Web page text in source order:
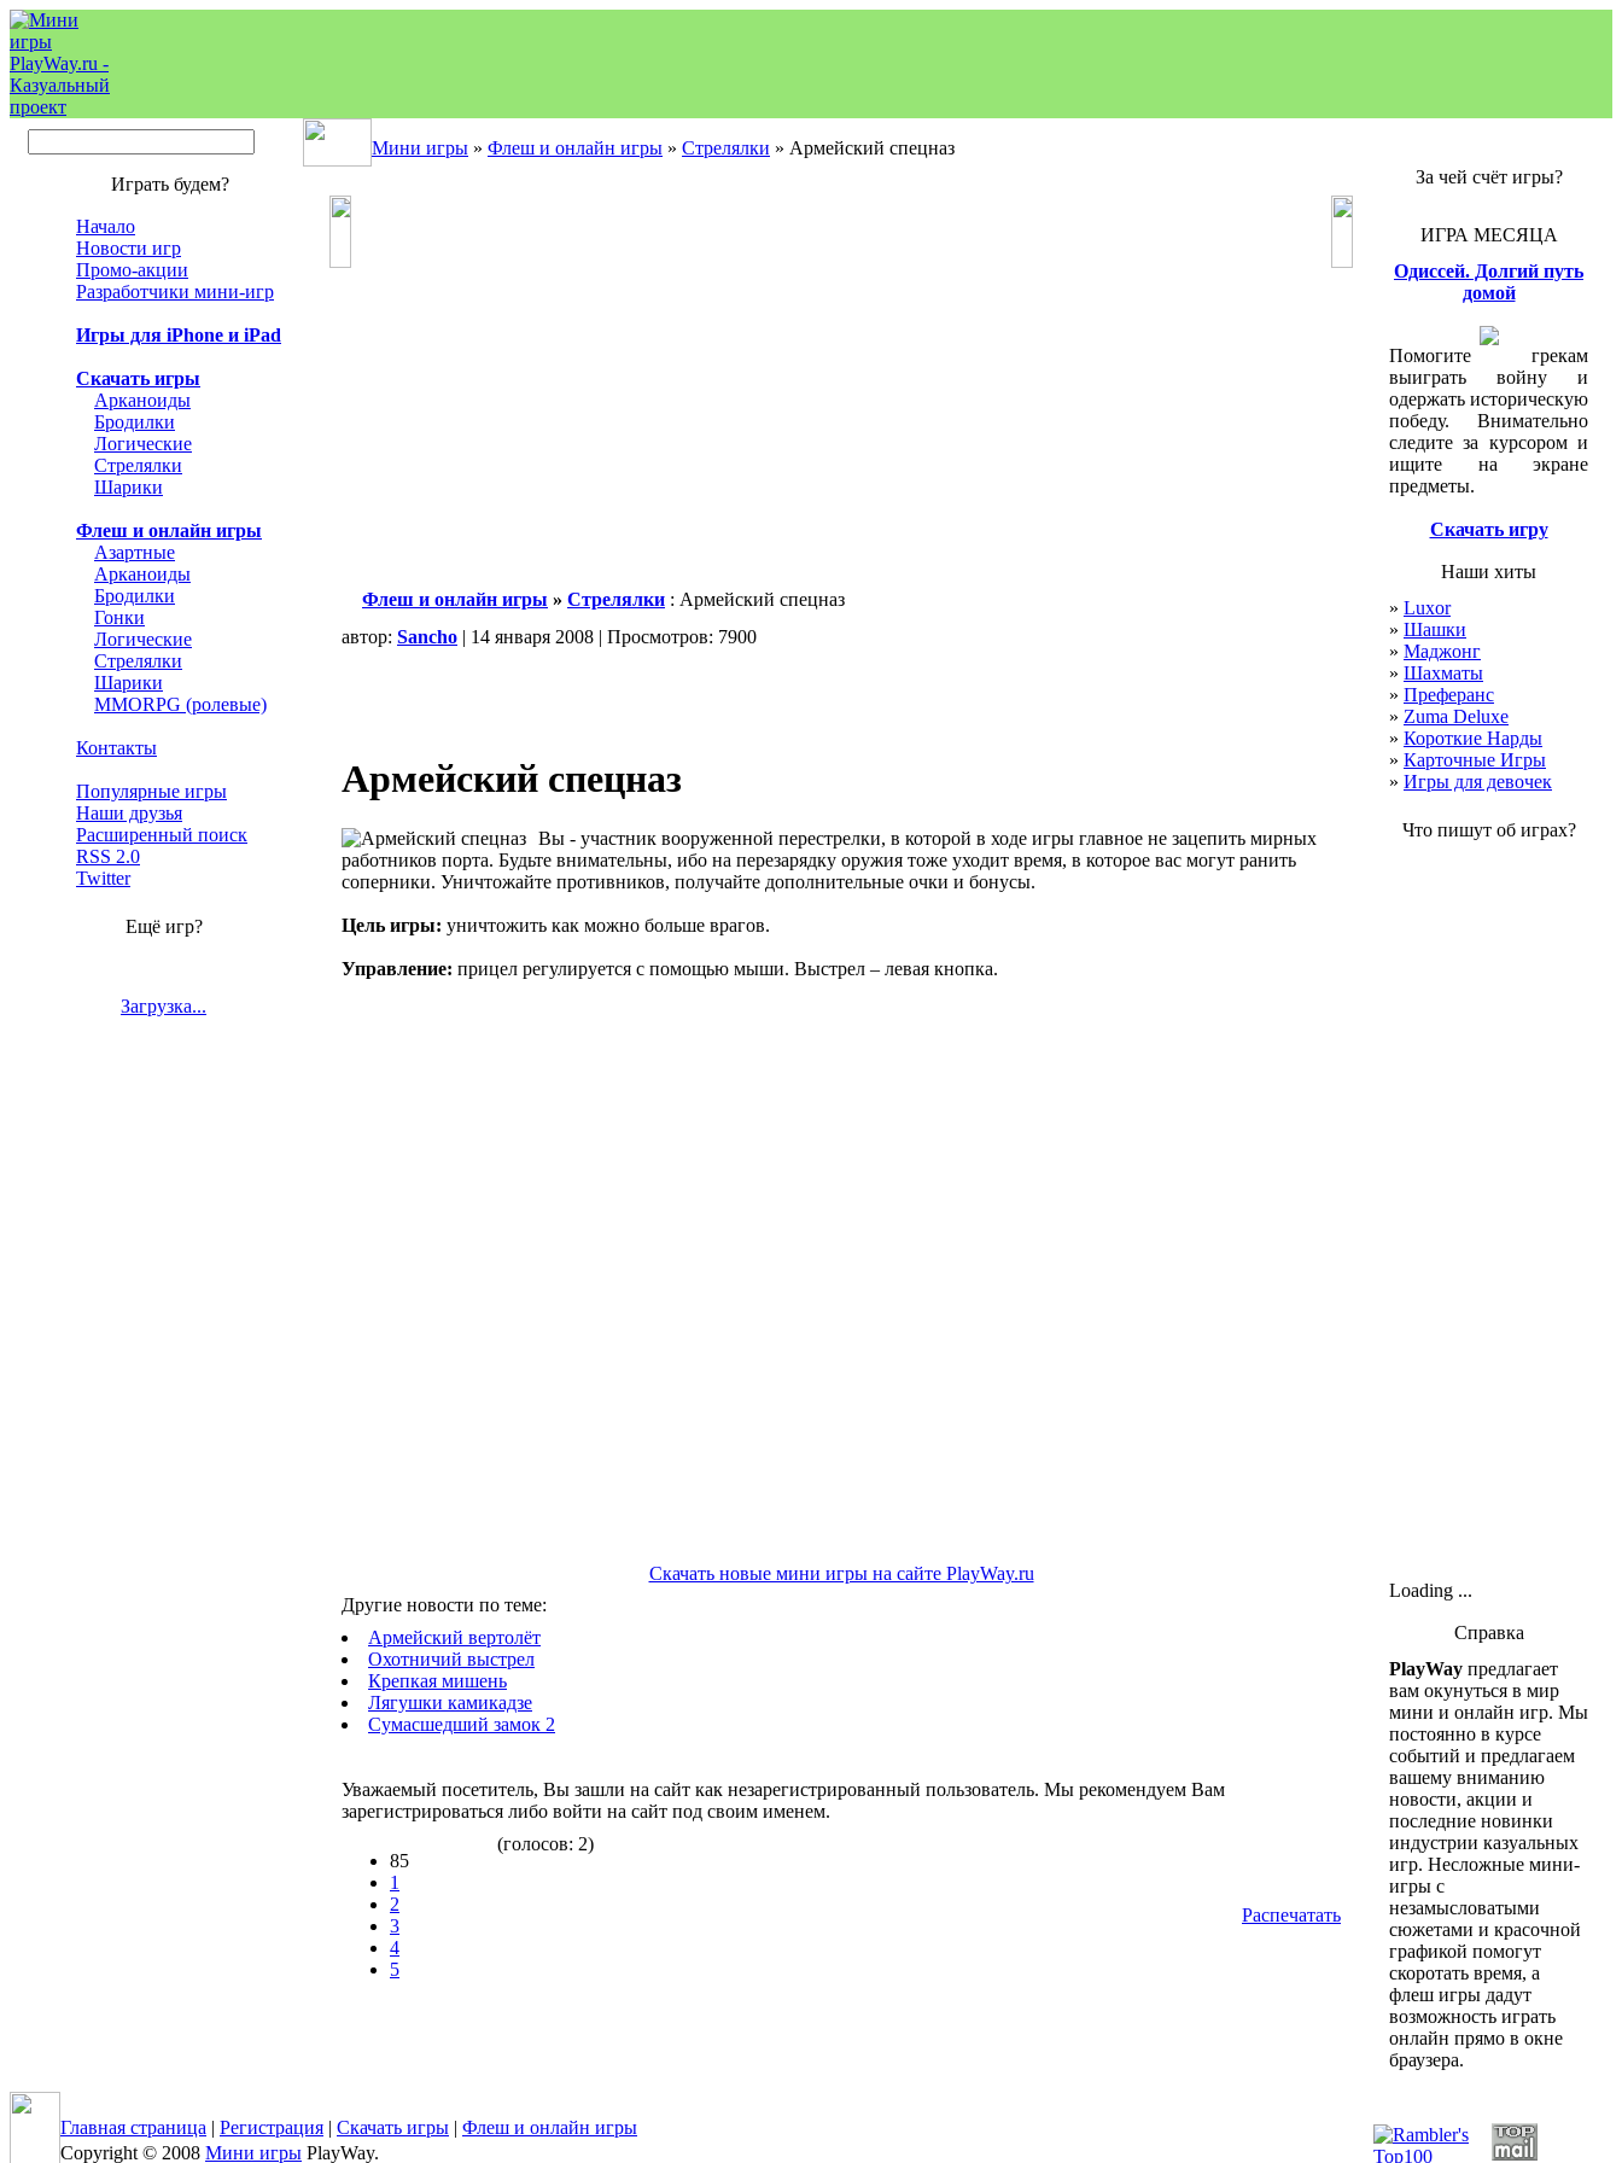
Мини игры » Флеш и онлайн игры » Стрелялки » Армейский спецназ
Играть будем?
Начало
Новости игр
Промо-акции
Разработчики мини-игр
Игры для iPhone и iPad
Скачать игры
Арканоиды
Бродилки
Логические
Стрелялки
Шарики
Флеш и онлайн игры
Азартные
Арканоиды
Бродилки
Гонки
Логические
Стрелялки
Шарики
MMORPG (ролевые)
Контакты
Популярные игры
Наши друзья
Расширенный поиск
RSS 2.0
Twitter
Ещё игр?
Загрузка...
Флеш и онлайн игры » Стрелялки : Армейский спецназ
автор: Sancho | 14 января 2008 | Просмотров: 7900
Армейский спецназ
Вы - участник вооруженной перестрелки, в которой в ходе игры главное не зацепить мирных
работников порта. Будьте внимательны, ибо на перезарядку оружия тоже уходит время, в которое вас могут ранить
соперники. Уничтожайте противников, получайте дополнительные очки и бонусы.
Цель игры: уничтожить как можно больше врагов.
Управление: прицел регулируется с помощью мыши. Выстрел – левая кнопка.
Скачать новые мини игры на сайте PlayWay.ru
Другие новости по теме:
Армейский вертолёт
Охотничий выстрел
Крепкая мишень
Лягушки камикадзе
Сумасшедший замок 2
Уважаемый посетитель, Вы зашли на сайт как незарегистрированный пользователь. Мы рекомендуем Вам
зарегистрироваться либо войти на сайт под своим именем.
85
1
2
3
4
5
(голосов: 2)
Распечатать
За чей счёт игры?
ИГРА МЕСЯЦА
Одиссей. Долгий путь
домой
Помогите грекам
выиграть войну и
одержать историческую
победу. Внимательно
следите за курсором и
ищите на экране
предметы.
Скачать игру
Наши хиты
» Luxor
» Шашки
» Маджонг
» Шахматы
» Преферанс
» Zuma Deluxe
» Короткие Нарды
» Карточные Игры
» Игры для девочек
Что пишут об играх?
Loading ...
Справка
PlayWay предлагает
вам окунуться в мир
мини и онлайн игр. Мы
постоянно в курсе
событий и предлагаем
вашему вниманию
новости, акции и
последние новинки
индустрии казуальных
игр. Несложные мини-
игры с
незамысловатыми
сюжетами и красочной
графикой помогут
скоротать время, а
флеш игры дадут
возможность играть
онлайн прямо в окне
браузера.
Главная страница | Регистрация | Скачать игры | Флеш и онлайн игры
Copyright © 2008 Мини игры PlayWay.